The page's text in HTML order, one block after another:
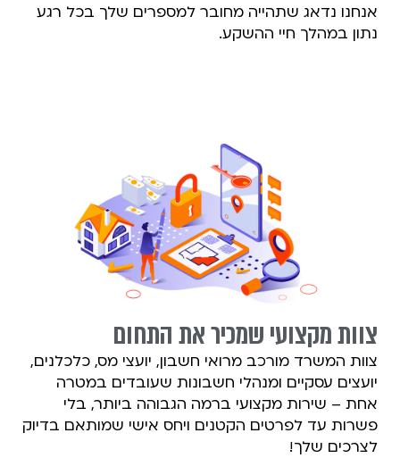
אנחנו נדאג שתהייה מחובר למספרים שלך בכל רגע
נתון במהלך חיי ההשקע.
צוות מקצועי שמכיר את התחום
צוות המשרד מורכב מרואי חשבון, יועצי מס, כלכלנים,
יועצים עסקיים ומנהלי חשבונות שעובדים במטרה
אחת – שירות מקצועי ברמה הגבוהה ביותר, בלי
פשרות עד לפרטים הקטנים ויחס אישי שמותאם בדיוק
לצרכים שלך!